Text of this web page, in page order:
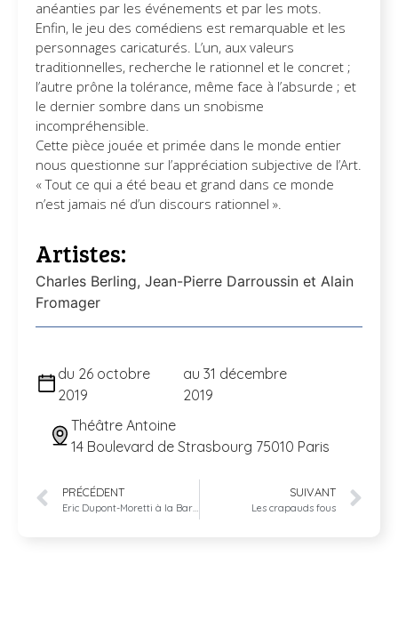
anéanties par les événements et par les mots.
Enfin, le jeu des comédiens est remarquable et les
personnages caricaturés. L’un, aux valeurs
traditionnelles, recherche le rationnel et le concret ;
l’autre prône la tolérance, même face à l’absurde ; et
le dernier sombre dans un snobisme
incompréhensible.
Cette pièce jouée et primée dans le monde entier
nous questionne sur l’appréciation subjective de l’Art.
« Tout ce qui a été beau et grand dans ce monde
n’est jamais né d’un discours rationnel ».
Artistes:
Charles Berling, Jean-Pierre Darroussin et Alain
Fromager
du 26 octobre
2019
au 31 décembre
2019
Théâtre Antoine
14 Boulevard de Strasbourg 75010 Paris
PRÉCÉDENT SUIVANT
Les crapauds fous